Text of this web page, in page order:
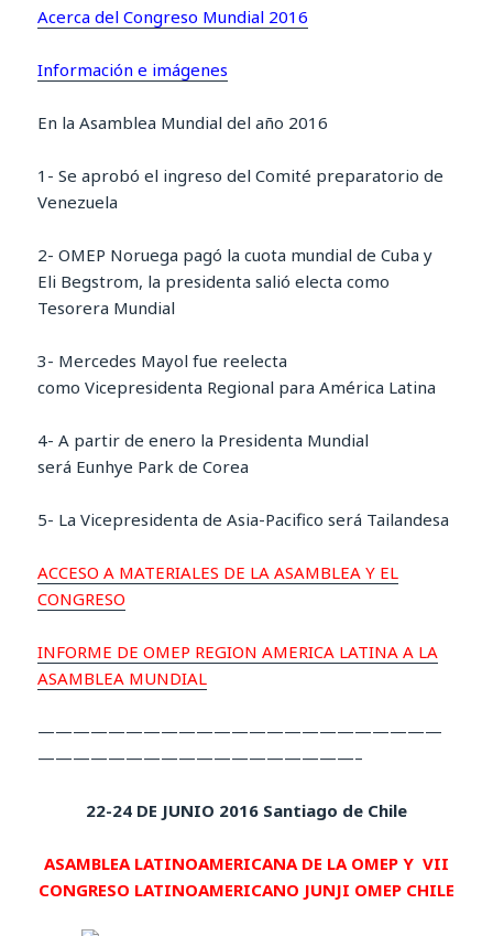
Acerca del Congreso Mundial 2016
Información e imágenes
En la Asamblea Mundial del año 2016
1- Se aprobó el ingreso del Comité preparatorio de
Venezuela
2- OMEP Noruega pagó la cuota mundial de Cuba y
Eli Begstrom, la presidenta salió electa como
Tesorera Mundial
3- Mercedes Mayol fue reelecta
como Vicepresidenta Regional para América Latina
4- A partir de enero la Presidenta Mundial
será Eunhye Park de Corea
5- La Vicepresidenta de Asia-Pacifico será Tailandesa
ACCESO A MATERIALES DE LA ASAMBLEA Y EL
CONGRESO
INFORME DE OMEP REGION AMERICA LATINA A LA
ASAMBLEA MUNDIAL
———————————————————————
——————————————————–
22-24 DE JUNIO 2016 Santiago de Chile
ASAMBLEA LATINOAMERICANA DE LA OMEP Y VII
CONGRESO LATINOAMERICANO JUNJI OMEP CHILE